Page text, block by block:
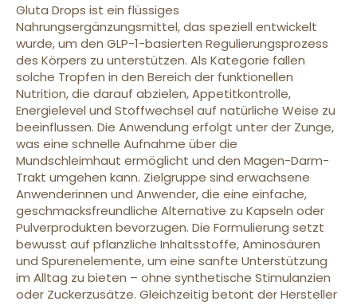
Gluta Drops ist ein flüssiges
Nahrungsergänzungsmittel, das speziell entwickelt
wurde, um den GLP-1-basierten Regulierungsprozess
des Körpers zu unterstützen. Als Kategorie fallen
solche Tropfen in den Bereich der funktionellen
Nutrition, die darauf abzielen, Appetitkontrolle,
Energielevel und Stoffwechsel auf natürliche Weise zu
beeinflussen. Die Anwendung erfolgt unter der Zunge,
was eine schnelle Aufnahme über die
Mundschleimhaut ermöglicht und den Magen-Darm-
Trakt umgehen kann. Zielgruppe sind erwachsene
Anwenderinnen und Anwender, die eine einfache,
geschmacksfreundliche Alternative zu Kapseln oder
Pulverprodukten bevorzugen. Die Formulierung setzt
bewusst auf pflanzliche Inhaltsstoffe, Aminosäuren
und Spurenelemente, um eine sanfte Unterstützung
im Alltag zu bieten – ohne synthetische Stimulanzien
oder Zuckerzusätze. Gleichzeitig betont der Hersteller